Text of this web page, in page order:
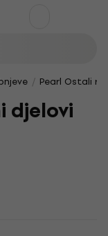
Pearl Ostali
djelovi